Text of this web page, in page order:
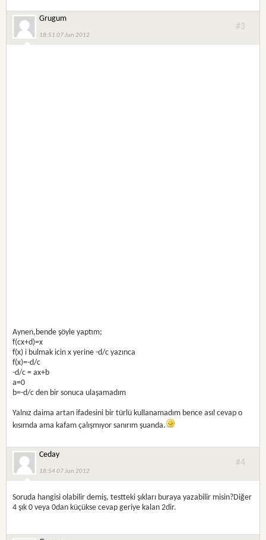
Grugum
18:51 07 Jun 2012
#3
Aynen,bende şöyle yaptım;
f(cx+d)=x
f(x) i bulmak icin x yerine -d/c yazınca
f(x)=-d/c
-d/c = ax+b
a=0
b=-d/c den bir sonuca ulaşamadım
Yalnız daima artan ifadesini bir türlü kullanamadım bence asıl cevap o
kısımda ama kafam çalışmıyor sanırım şuanda.
Ceday
18:54 07 Jun 2012
#4
Soruda hangisi olabilir demiş, testteki şıkları buraya yazabilir misin?Diğer
4 şık 0 veya 0dan küçükse cevap geriye kalan 2dir.